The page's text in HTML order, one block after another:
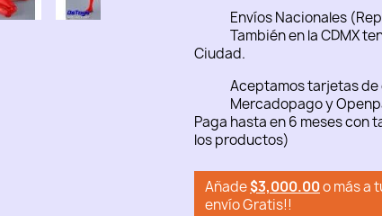
Envíos Nacionales
También en la CDMX
Ciudad.
Aceptamos tarjetas
Mercadopago y
Paga hasta en 6 meses
los productos)
Añade$3,000.00o más a
envío Gratis!!